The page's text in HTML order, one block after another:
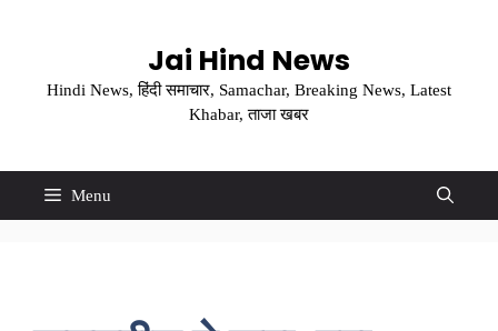
Jai Hind News
Hindi News, हिंदी समाचार, Samachar, Breaking News, Latest
Khabar, ताजा खबर
Menu